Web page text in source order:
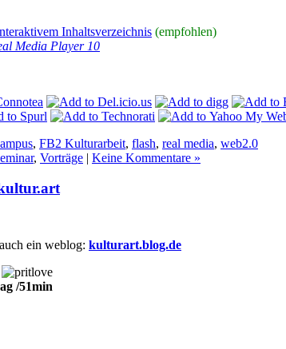
Inhaltsverzeichnis (empfohlen)
Media Player 10
, FB2 Kulturarbeit, flash, real media, web2.0
, Vorträge | Keine Kommentare »
ein weblog: kulturart.blog.de
/51min